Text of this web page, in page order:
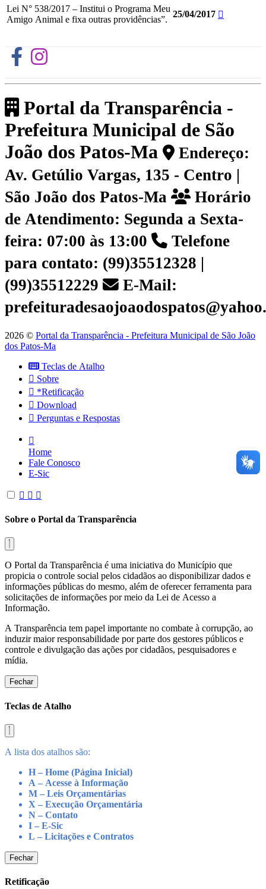
Lei N° 538/2017 – Institui o Programa Meu
Amigo Animal e fixa outras providências”.
25/04/2017
Portal da Transparência -
Prefeitura Municipal de São
João dos Patos-Ma
Endereço:
Av. Getúlio Vargas, 135 - Centro |
São João dos Patos-Ma
Horário
de Atendimento: Segunda a Sexta-
feira: 07:00 às 13:00
Telefone
para contato: (99)35512328 |
(99)35512229
E-Mail:
2026 © Portal da Transparência - Prefeitura Municipal de São João
dos Patos-Ma
Teclas de Atalho
Sobre
*Retificação
Download
Perguntas e Respostas
Home
Fale Conosco
E-Sic
Sobre o Portal da Transparência
O Portal da Transparência é uma iniciativa do Município que
propicia o controle social pelos cidadãos ao disponibilizar dados e
informações públicas do mesmo, além de oferecer ferramenta para
solicitações de informações por meio da Lei de Acesso a
Informação.
A Transparência tem papel importante no combate à corrupção, ao
induzir maior responsabilidade por parte dos gestores públicos e
controle e divulgação das ações por cidadãos, pesquisadores e
mídia.
Fechar
Teclas de Atalho
A lista dos atalhos são:
H – Home (Página Inicial)
A – Acesse à Informação
M – Leis Orçamentárias
X – Execução Orçamentária
N – Contato
I – E-Sic
L – Licitações e Contratos
Fechar
Retificação